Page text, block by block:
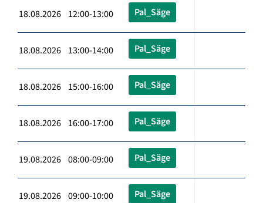
18.08.2026 12:00-13:00 Pal_Säge
18.08.2026 13:00-14:00 Pal_Säge
18.08.2026 15:00-16:00 Pal_Säge
18.08.2026 16:00-17:00 Pal_Säge
19.08.2026 08:00-09:00 Pal_Säge
19.08.2026 09:00-10:00 Pal_Säge